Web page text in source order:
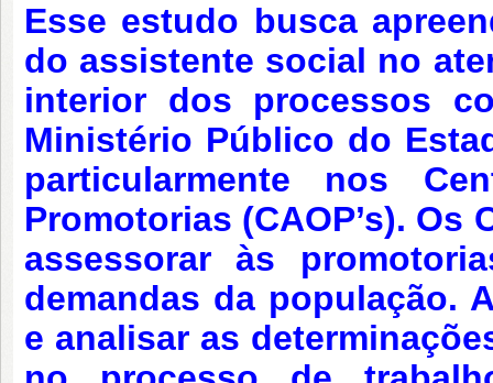
Esse estudo busca
do assistente social no
interior dos processos
Ministério Público do
particularmente nos
Promotorias (CAOP’s). Os
assessorar às
demandas da população.
e analisar as